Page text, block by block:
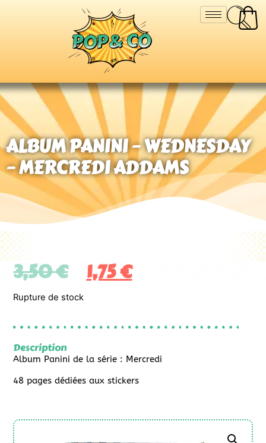
ALBUM PANINI – WEDNESDAY
– MERCREDI ADDAMS
3,50€ 1,75€
Rupture de stock
Description
Album Panini de la série : Mercredi
48 pages dédiées aux stickers